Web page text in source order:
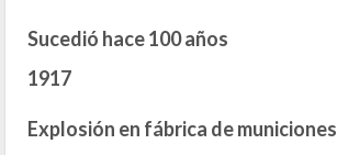
Sucedió hace 100 años
1917
Explosión en fábrica de municiones